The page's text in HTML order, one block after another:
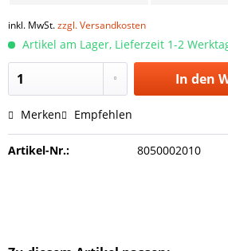
inkl. MwSt.zzgl. Versandkosten
Artikel am Lager, Lieferzeit 1-2
In den
Merken Empfehlen
Artikel-Nr.: 8050002010